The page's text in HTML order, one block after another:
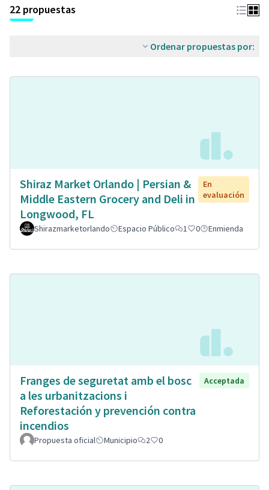
22 propuestas
Ordenar propuestas por:
Shiraz Market Orlando | Persian &
Middle Eastern Grocery and Deli in
Longwood, FL
En
evaluación
Shirazmarketorlando Espacio Público 1 0 Enmienda
Franges de seguretat amb el bosc
a les urbanitzacions i
Reforestación y prevención contra
incendios
Acceptada
Propuesta oficial Municipio 2 0